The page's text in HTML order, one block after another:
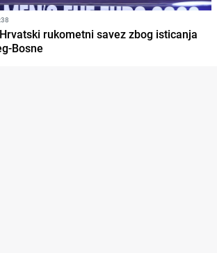
rukometni savez zbog isticanja
Bosne